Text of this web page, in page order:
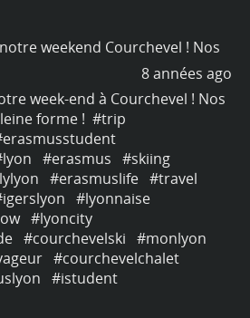
8 années ago
week-end à Courchevel ! Nos
forme ! #trip
#erasmus #skiing
#erasmuslife #travel
#lyonnaise
#lyoncity
#courchevelski #monlyon
#courchevelchalet
#istudent